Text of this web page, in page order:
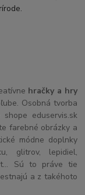
hračky a hry
Osobná tvorba
eduservis.sk
farebné obrázky a
módne doplnky
glitrov, lepidiel,
Sú to práve tie
a z takéhoto